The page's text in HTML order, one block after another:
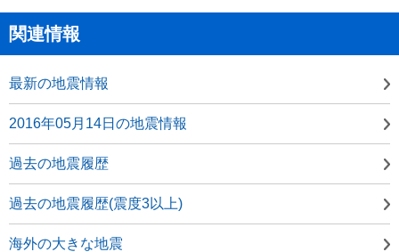
関連情報
最新の地震情報
2016年05月14日の地震情報
過去の地震履歴
過去の地震履歴(震度3以上)
海外の大きな地震